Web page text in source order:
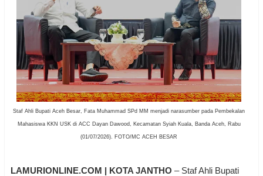
Staf Ahli Bupati Aceh Besar, Fata Muhammad SPd MM menjadi narasumber pada Pembekalan
Mahasiswa KKN USK di ACC Dayan Dawood, Kecamatan Syiah Kuala, Banda Aceh, Rabu
(01/07/2026). FOTO/MC ACEH BESAR
LAMURIONLINE.COM | KOTA JANTHO – Staf Ahli Bupati